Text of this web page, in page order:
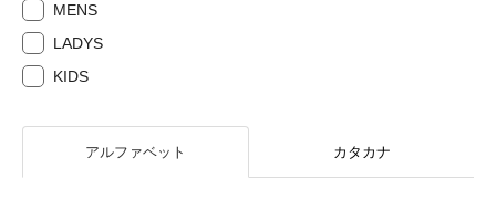
MENS
LADYS
KIDS
アルファベット カタカナ